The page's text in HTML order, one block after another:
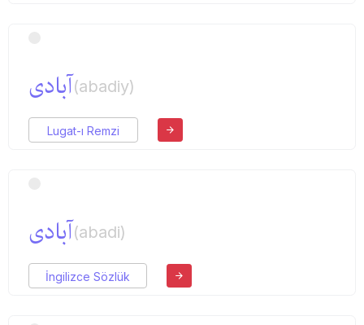
آبادی(abadiy)
Lugat-ı Remzi
آبادی(abadi)
İngilizce Sözlük